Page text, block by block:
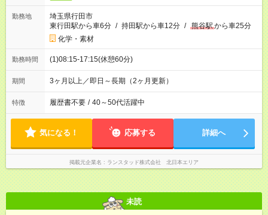
勤務地
埼玉県行田市
東行田駅から車6分 / 持田駅から車12分 / 熊谷駅から車25分
化学・素材
勤務時間 (1)08:15-17:15(休憩60分)
期間 3ヶ月以上／即日～長期（2ヶ月更新）
特徴 履歴書不要 / 40～50代活躍中
気になる！ 応募する 詳細へ
掲載元企業名 ランスタッド株式会社 北日本エリア
未読